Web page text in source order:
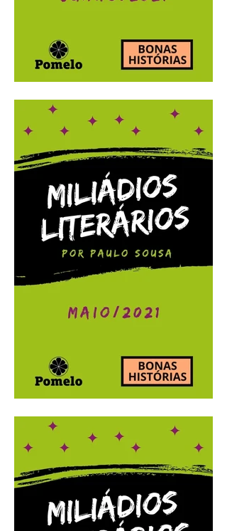
Miliádios Literários:
junho/2021
Miliádios Literários:
maio/2021